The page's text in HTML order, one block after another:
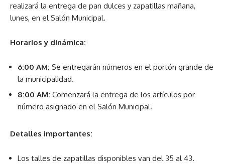
realizará la entrega de pan dulces y zapatillas mañana,
lunes, en el Salón Municipal.
Horarios y dinámica:
6:00 AM: Se entregarán números en el portón grande de
la municipalidad.
8:00 AM: Comenzará la entrega de los artículos por
número asignado en el Salón Municipal.
Detalles importantes:
Los talles de zapatillas disponibles van del 35 al 43.